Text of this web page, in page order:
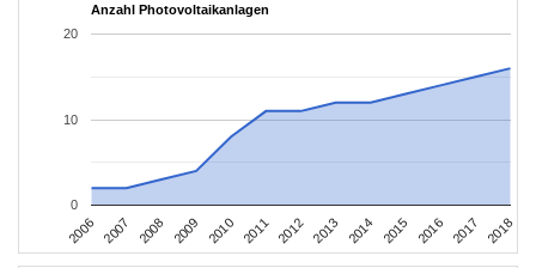
Anzahl Photovoltaikanlagen
2006 2007 2008 2009 2010 2011 2012 2013 2014 2015 2016 2017 2018
0
10
20